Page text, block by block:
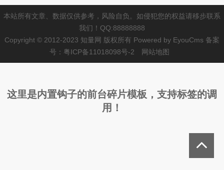
本站所有文章、数据仅供参考，风险自负。如侵犯您的权益请移步联系
我们！QQ:88888888
Copyright © 2012-2023 知量网 版权所有 Powered by EyouCms备案
号： 粤ICP备11018098号-2 网站地图
这里是内置钩子的前台碎片模板，支持标签的调
用！